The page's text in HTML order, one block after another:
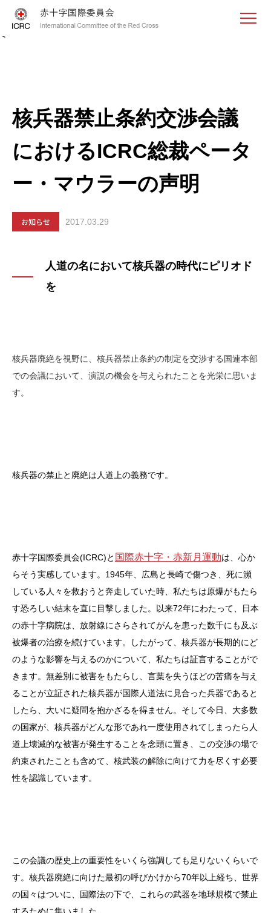
<
核兵器禁止条約交渉会議
におけるICRC総裁ペータ
ー・マウラーの声明
お知らせ 2017.03.29
人道の名において核兵器の時代にピリオド
を
核兵器廃絶を視野に、核兵器禁止条約の制定を交渉する国連本部
での会議において、演説の機会を与えられたことを光栄に思いま
す。
核兵器の禁止と廃絶は人道上の義務です。
赤十字国際委員会(ICRC)と 国際赤十字・赤新月運動は、心か
らそう実感しています。1945年、広島と長崎で傷つき、死に瀕
している人々を救おうと奔走していた時、私たちは原爆がもたら
す恐ろしい結末を直に目撃しました。以来72年にわたって、日本
の赤十字病院は、放射線にさらされてがんを患った数千にも及ぶ
被爆者の治療を続けています。したがって、核兵器が長期的にど
のような影響を与えるのかについて、私たちは証言することがで
きます。無差別に被害をもたらし、言葉を失うほどの苦痛を与え
ることが立証された核兵器が国際人道法に見合った兵器であると
したら、大いに疑問を抱かざるを得ません。そして今日、大多数
の国家が、核兵器がどんな形であれ一度使用されてしまったら人
道上壊滅的な被害が発生することを念頭に置き、この交渉の場で
約束されたことも含めて、核武装の解除に向けて力を尽くす必要
性を認識しています。
この会議の歴史上の重要性をいくら強調しても足りないくらいで
す。核兵器廃絶に向けた最初の呼びかけから70年以上経ち、世界
の国々はついに、国際法の下で、これらの武器を地球規模で禁止